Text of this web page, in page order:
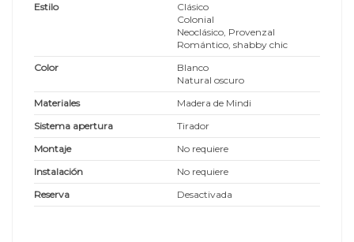
Estilo
Clásico
Colonial
Neoclásico, Provenzal
Romántico, shabby chic
Color
Blanco
Natural oscuro
Materiales
Madera de Mindi
Sistema apertura
Tirador
Montaje
No requiere
Instalación
No requiere
Reserva
Desactivada